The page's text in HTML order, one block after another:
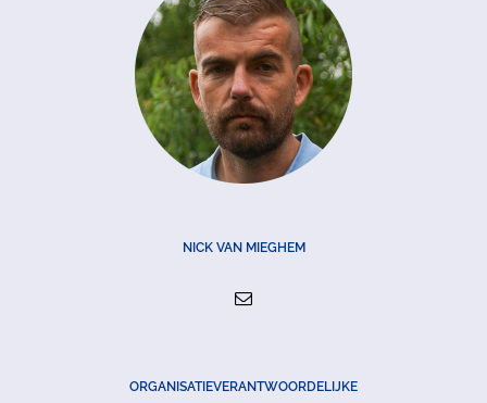
NICK VAN MIEGHEM
ORGANISATIEVERANTWOORDELIJKE